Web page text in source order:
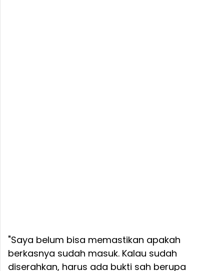
"Saya belum bisa memastikan apakah
berkasnya sudah masuk. Kalau sudah
diserahkan, harus ada bukti sah berupa